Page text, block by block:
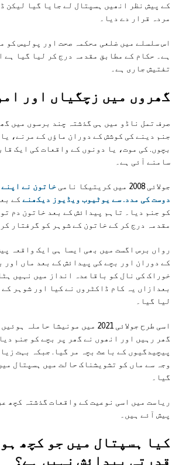
کے پیش نظر انھیں ہسپتال لے جایا گیا لیکن
مردہ قرار دے دیا۔
اس سلسلے میں ضلعی محکمہ صحت اور پولیس کو
ہے۔ حکام کے مطابق مقدمہ درج کر لیا گیا ہے
تفتیش جاری ہے۔
گھروں میں زچگیاں اور
صرف تمل ناڈو میں ہی گذشتہ چند برسوں میں
جنم دینے کی کوشش کے دوران ماؤں کے مرنے، یا
بچوں. کی موت، یا دونوں کے واقعات کی ایک
سامنے آئی ہے۔
جولائی 2008 میں کریتیکا نامی
خاتون نے
دوست کی مدد. سے یوٹیوب ویڈیوز دیکھنے کے
کو جنم دیا۔ تاہم پیدائش کے بعد خاتون دم
مقدمہ درج کر کے خاتون کے شوہر کو گرفتار کر
رواں برس اگست میں بھی ایسا ہی ایک واقعہ
کے دوران اور بچے کی پیدائش کے بعد ماں اور
خوراک کی نال کو باقاعدہ انداز میں نہیں
بعدازاں یہ کام ڈاکٹروں نے کیا اور شوہر کے
لیا گیا۔
اسی طرح جولائی 2021 میں مونیشا
گھر رہیں اور انھوں نے گھر پر بچے کو جنم
پیچیدگیوں کے باعث بچہ مر گیا. جبکہ بہت
وجہ سے ماں کو تشویشناک حالت میں ہسپتال
گیا۔
ریاست میں اسی نوعیت کے واقعات گذشتہ کچھ
پیش آئے ہیں۔
کیا ہسپتال میں جو کچھ
قدرتی پیدائش نہیں ہے؟